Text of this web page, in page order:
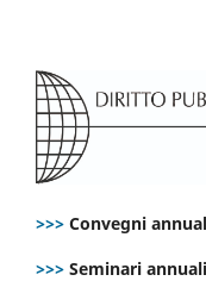
>>> Convegni
>>> Seminari